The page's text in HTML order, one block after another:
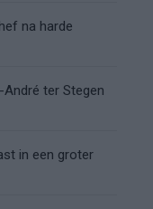
na harde
ter Stegen
in een groter